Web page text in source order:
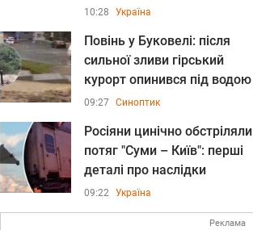
10:28 Україна
Повінь у Буковелі: після
сильної зливи гірський
курорт опинився під водою
09:27 Синоптик
Росіяни цинічно обстріляли
потяг "Суми – Київ": перші
деталі про наслідки
09:22 Україна
Реклама